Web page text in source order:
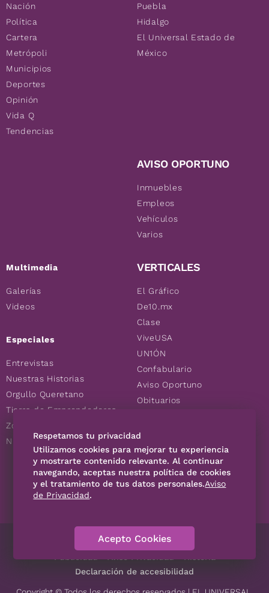
Nación
Política
Cartera
Metrópoli
Municipios
Deportes
Opinión
Vida Q
Tendencias
Multimedia
Galerías
Videos
Especiales
Entrevistas
Nuestras Historias
Orgullo Queretano
Tierra de Emprendedores
Zoociales
Nuevos Queretanos
Puebla
Hidalgo
El Universal Estado de
México
AVISO OPORTUNO
Inmuebles
Empleos
Vehículos
Varios
VERTICALES
El Gráfico
De10.mx
Clase
ViveUSA
UN1ÓN
Confabulario
Aviso Oportuno
Obituarios
Consultas
SÍGUENOS
Contáctanos Código de Ética
Declaración de accesibilidad
Respetamos tu privacidad
Utilizamos cookies para mejorar tu experiencia
y mostrarte contenido relevante. Al continuar
navegando, aceptas nuestra política de cookies
y el tratamiento de tus datos personales.Aviso
de Privacidad.
Acepto Cookies